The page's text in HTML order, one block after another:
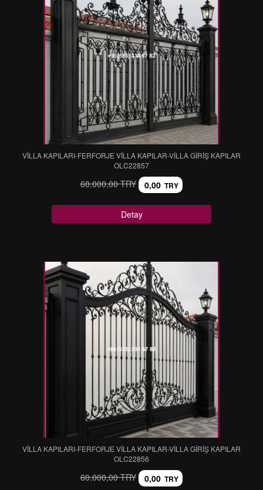
VİLLA KAPILARI-FERFORJE VİLLA KAPILAR-VİLLA GİRİŞ KAPILAR
OLC22857
60.000,00 TRY 0,00 TRY
Detay
VİLLA KAPILARI-FERFORJE VİLLA KAPILAR-VİLLA GİRİŞ KAPILAR
OLC22856
60.000,00 TRY 0,00 TRY